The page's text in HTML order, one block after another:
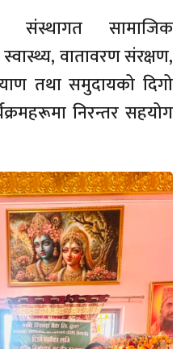
सामाजिक
स्वास्थ्य, वातावरण संरक्षण,
तथा समुदायको दिगो
निरन्तर सहयोग